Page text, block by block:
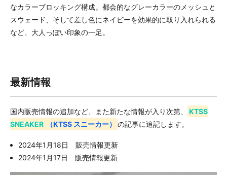
なカラーブロッキング構成。都会的なグレーカラーのメッシュと
スウェード、そして差し色にネイビーを効果的に取り入れられる
など、大人っぽい印象の一足。
最新情報
国内販売情報の追加など、また新たな情報が入り次第、
KTSS
SNEAKER
（KTSS スニーカー） の記事に追記します。
2024年1月18日 販売情報更新
2024年1月17日 販売情報更新